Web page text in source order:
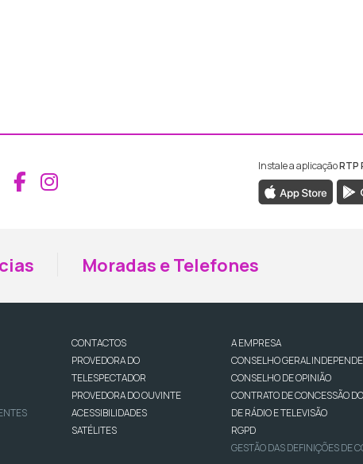
Aceder ao Facebook da RTP Madeira
Aceder ao Instagram da RTP
Instale a aplicaçãoRTP
Moradas e Telefones
CONTACTOS
PROVEDORA DO
TELESPECTADOR
PROVEDORA DO OUVINTE
ACESSIBILIDADES
SATÉLITES
A EMPRESA
CONSELHO GERAL
CONSELHO DE OPINIÃO
CONTRATO DE CONCESSÃO
DE RÁDIO E TELEVISÃO
RGPD
GESTÃO DAS DEFINIÇÕES DE